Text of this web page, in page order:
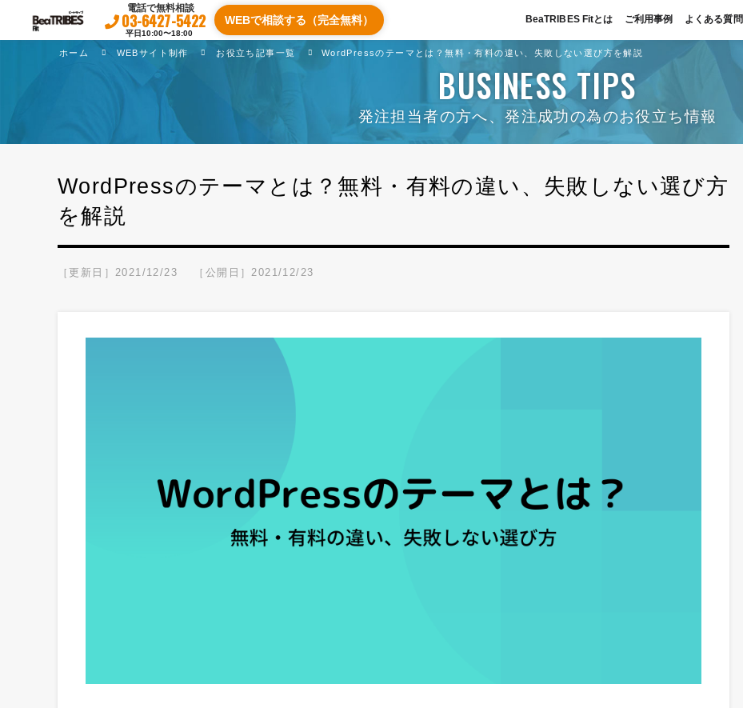
電話で無料相談
03-6427-5422
平日10:00〜18:00
WEBで相談する（完全無料） BeaTRIBES Fitとは ご利用事例 よくある質問
ホーム WEBサイト制作 お役立ち記事一覧 WordPressのテーマとは？無料・有料の違い、失敗しない選び方を解説
BUSINESS TIPS
発注担当者の方へ、発注成功の為のお役立ち情報
WordPressのテーマとは？無料・有料の違い、失敗しない選び方
を解説
［更新日］2021/12/23 ［公開日］2021/12/23